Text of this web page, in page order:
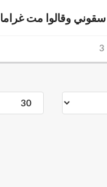
سقوني وقالوا مت غراما